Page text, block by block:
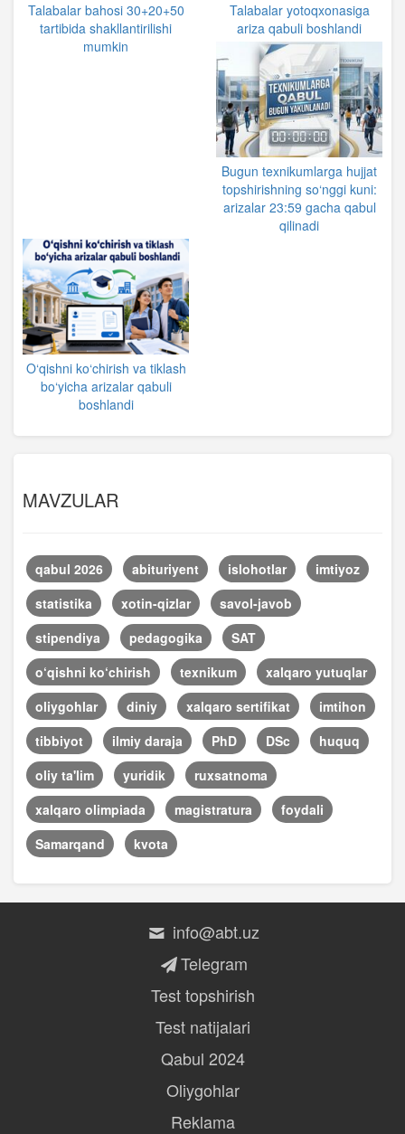
Talabalar bahosi 30+20+50
tartibida shakllantirilishi
mumkin
Talabalar yotoqxonasiga
ariza qabuli boshlandi
Bugun texnikumlarga hujjat
topshirishning so‘nggi kuni:
arizalar 23:59 gacha qabul
qilinadi
O‘qishni ko‘chirish va tiklash
bo‘yicha arizalar qabuli
boshlandi
MAVZULAR
qabul 2026 abituriyent islohotlar
imtiyoz
statistika
xotin-qizlar
savol-javob
stipendiya
pedagogika
SAT
o‘qishni ko‘chirish
texnikum
xalqaro yutuqlar
oliygohlar
diniy xalqaro sertifikat
imtihon
tibbiyot
ilmiy daraja PhD DSc
huquq
oliy ta'lim
yuridik
ruxsatnoma
xalqaro olimpiada
magistratura
foydali
Samarqand
kvota
info@abt.uz
Telegram
Test topshirish
Test natijalari
Qabul 2024
Oliygohlar
Reklama